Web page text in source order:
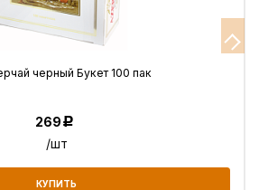
черный Букет 100 пак
269Р
/шт
КУПИТЬ